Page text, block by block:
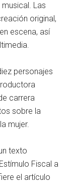
Las
original,
escena, así
personajes
carrera
sobre la
mujer.
texto
Fiscal a
el artículo